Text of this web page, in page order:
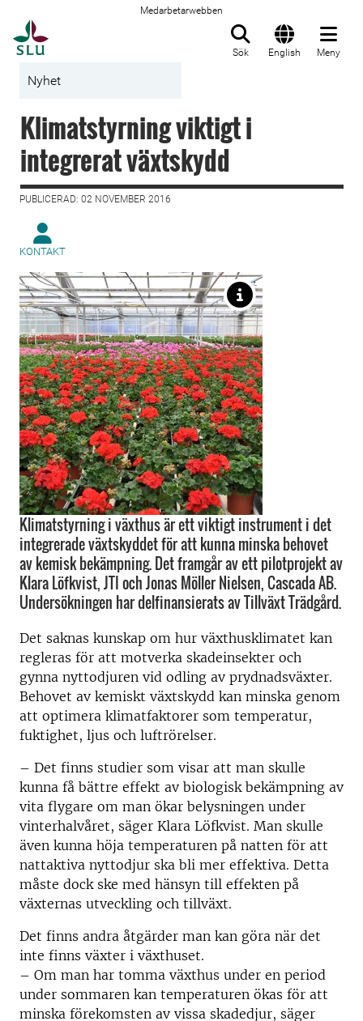
Medarbetarwebben
Sök English Meny
Nyhet
Klimatstyrning viktigt i
integrerat växtskydd
PUBLICERAD: 02 NOVEMBER 2016
KONTAKT
Klimatstyrning i växthus är ett viktigt instrument i det
integrerade växtskyddet för att kunna minska behovet
av kemisk bekämpning. Det framgår av ett pilotprojekt av
Klara Löfkvist, JTI och Jonas Möller Nielsen, Cascada AB.
Undersökningen har delfinansierats av Tillväxt Trädgård.
Det saknas kunskap om hur växthusklimatet kan
regleras för att motverka skadeinsekter och
gynna nyttodjuren vid odling av prydnadsväxter.
Behovet av kemiskt växtskydd kan minska genom
att optimera klimatfaktorer som temperatur,
fuktighet, ljus och luftrörelser.
– Det finns studier som visar att man skulle
kunna få bättre effekt av biologisk bekämpning av
vita flygare om man ökar belysningen under
vinterhalvåret, säger Klara Löfkvist. Man skulle
även kunna höja temperaturen på natten för att
nattaktiva nyttodjur ska bli mer effektiva. Detta
måste dock ske med hänsyn till effekten på
växternas utveckling och tillväxt.
Det finns andra åtgärder man kan göra när det
inte finns växter i växthuset.
– Om man har tomma växthus under en period
under sommaren kan temperaturen ökas för att
minska förekomsten av vissa skadedjur, säger